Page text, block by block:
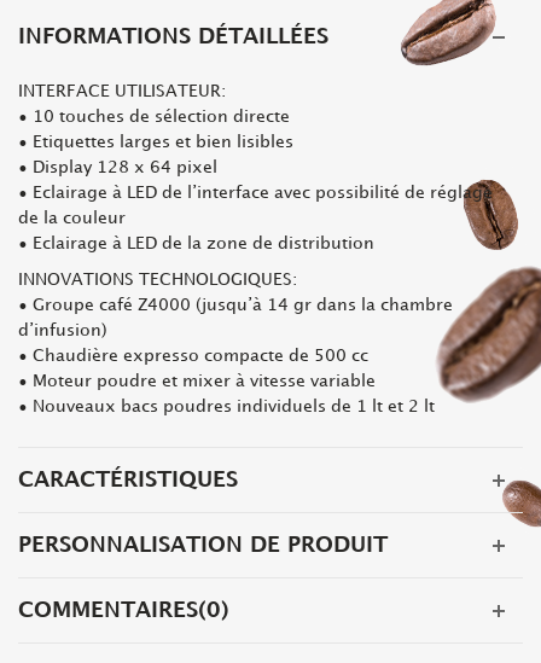
INFORMATIONS DÉTAILLÉES
INTERFACE UTILISATEUR:
• 10 touches de sélection directe
• Etiquettes larges et bien lisibles
• Display 128 x 64 pixel
• Eclairage à LED de l’interface avec possibilité de réglage
de la couleur
• Eclairage à LED de la zone de distribution
INNOVATIONS TECHNOLOGIQUES:
• Groupe café Z4000 (jusqu’à 14 gr dans la chambre
d’infusion)
• Chaudière expresso compacte de 500 cc
• Moteur poudre et mixer à vitesse variable
• Nouveaux bacs poudres individuels de 1 lt et 2 lt
CARACTÉRISTIQUES
PERSONNALISATION DE PRODUIT
COMMENTAIRES(0)